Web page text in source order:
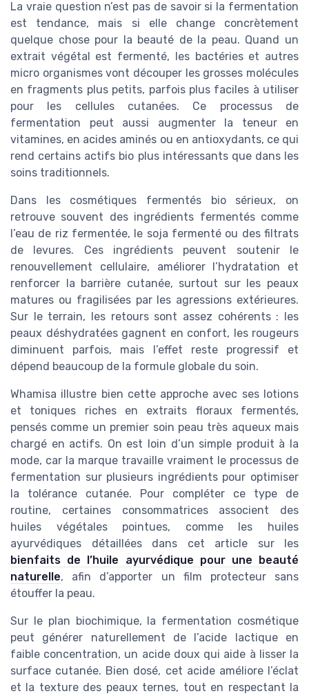
La vraie question n’est pas de savoir si la fermentation
est tendance, mais si elle change concrètement
quelque chose pour la beauté de la peau. Quand un
extrait végétal est fermenté, les bactéries et autres
micro organismes vont découper les grosses molécules
en fragments plus petits, parfois plus faciles à utiliser
pour les cellules cutanées. Ce processus de
fermentation peut aussi augmenter la teneur en
vitamines, en acides aminés ou en antioxydants, ce qui
rend certains actifs bio plus intéressants que dans les
soins traditionnels.
Dans les cosmétiques fermentés bio sérieux, on
retrouve souvent des ingrédients fermentés comme
l’eau de riz fermentée, le soja fermenté ou des filtrats
de levures. Ces ingrédients peuvent soutenir le
renouvellement cellulaire, améliorer l’hydratation et
renforcer la barrière cutanée, surtout sur les peaux
matures ou fragilisées par les agressions extérieures.
Sur le terrain, les retours sont assez cohérents : les
peaux déshydratées gagnent en confort, les rougeurs
diminuent parfois, mais l’effet reste progressif et
dépend beaucoup de la formule globale du soin.
Whamisa illustre bien cette approche avec ses lotions
et toniques riches en extraits floraux fermentés,
pensés comme un premier soin peau très aqueux mais
chargé en actifs. On est loin d’un simple produit à la
mode, car la marque travaille vraiment le processus de
fermentation sur plusieurs ingrédients pour optimiser
la tolérance cutanée. Pour compléter ce type de
routine, certaines consommatrices associent des
huiles végétales pointues, comme les huiles
ayurvédiques détaillées dans cet article sur les
bienfaits de l’huile ayurvédique pour une beauté
naturelle, afin d’apporter un film protecteur sans
étouffer la peau.
Sur le plan biochimique, la fermentation cosmétique
peut générer naturellement de l’acide lactique en
faible concentration, un acide doux qui aide à lisser la
surface cutanée. Bien dosé, cet acide améliore l’éclat
et la texture des peaux ternes, tout en respectant la